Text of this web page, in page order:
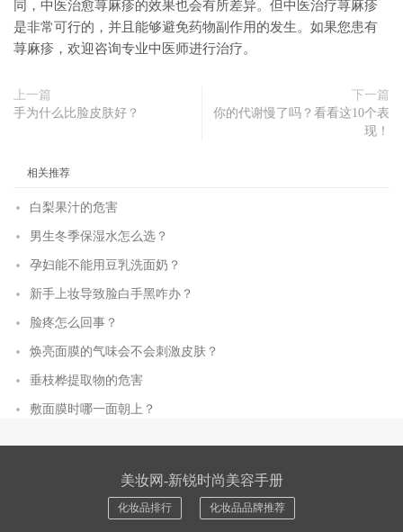
同，中医治愈荨麻疹的效果也会有所差异。但中医治疗荨麻疹
是非常可行的，并且能够避免药物副作用的发生。如果您患有
荨麻疹，欢迎咨询专业中医师进行治疗。
上一篇
手为什么比脸皮肤好？
下一篇
你的代谢慢了吗？看看这10个表
现！
相关推荐
白梨果汁的危害
男生冬季保湿水怎么选？
孕妇能不能用豆乳洗面奶？
新手上妆导致脸白手黑咋办？
脸疼怎么回事？
焕亮面膜的气味会不会刺激皮肤？
垂枝桦提取物的危害
敷面膜时哪一面朝上？
美妆网-新锐时尚美容手册
化妆品排行 化妆品品牌推荐